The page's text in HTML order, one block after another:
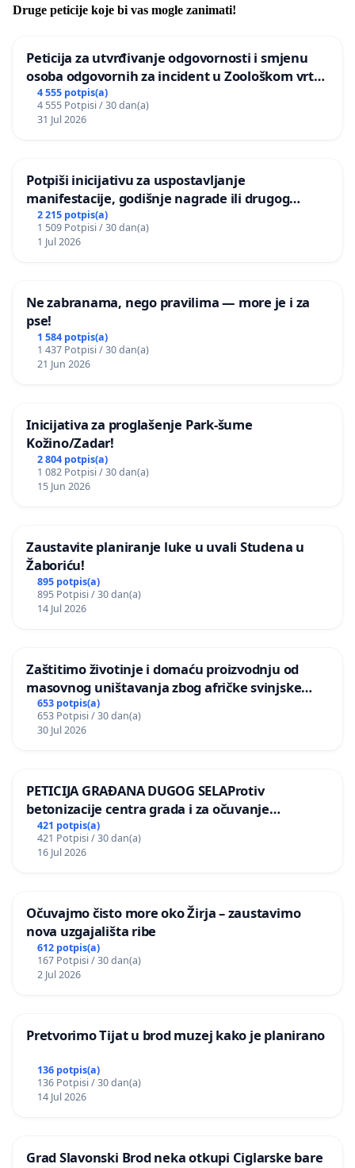
Druge peticije koje bi vas mogle zanimati!
Peticija za utvrđivanje odgovornosti i smjenu
osoba odgovornih za incident u Zoološkom vrtu
Grada Zagreba
4 555 potpis(a)
4 555 Potpisi / 30 dan(a)
31 Jul 2026
Potpiši inicijativu za uspostavljanje
manifestacije, godišnje nagrade ili drugog
javnog događaja „Edin Avdić“ u Sarajevu
2 215 potpis(a)
1 509 Potpisi / 30 dan(a)
1 Jul 2026
Ne zabranama, nego pravilima — more je i za
pse!
1 584 potpis(a)
1 437 Potpisi / 30 dan(a)
21 Jun 2026
Inicijativa za proglašenje Park-šume
Kožino/Zadar!
2 804 potpis(a)
1 082 Potpisi / 30 dan(a)
15 Jun 2026
Zaustavite planiranje luke u uvali Studena u
Žaboriću!
895 potpis(a)
895 Potpisi / 30 dan(a)
14 Jul 2026
Zaštitimo životinje i domaću proizvodnju od
masovnog uništavanja zbog afričke svinjske
kuge
653 potpis(a)
653 Potpisi / 30 dan(a)
30 Jul 2026
PETICIJA GRAĐANA DUGOG SELAProtiv
betonizacije centra grada i za očuvanje
postojećih zelenih površina i odraslih stabala pri
donošenju izmjena urbanističkog plana
421 potpis(a)
421 Potpisi / 30 dan(a)
16 Jul 2026
Očuvajmo čisto more oko Žirja – zaustavimo
nova uzgajališta ribe
612 potpis(a)
167 Potpisi / 30 dan(a)
2 Jul 2026
Pretvorimo Tijat u brod muzej kako je planirano
136 potpis(a)
136 Potpisi / 30 dan(a)
14 Jul 2026
Grad Slavonski Brod neka otkupi Ciglarske bare